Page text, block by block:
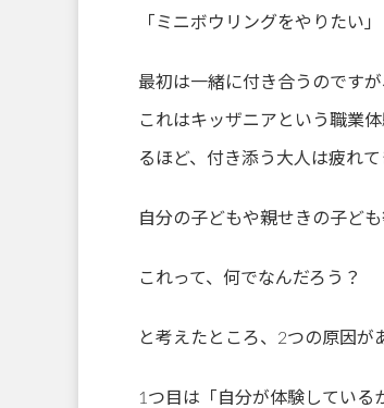
「ミニボウリングをやりたい」
最初は一緒に付き合うのです
これはキッザニアという職業
るほど、付き添う大人は疲れて
自分の子どもや親せきの子ど
これって、何でなんだろう？
と考えたところ、2つの原因が
1つ目は「自分が体験している